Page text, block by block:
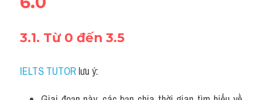
3.1. Từ 0 đến 3.5
IELTS TUTOR lưu ý: